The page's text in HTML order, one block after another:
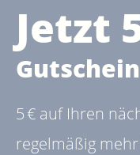
Jetzt
5 € auf Ihren
regelmäßig